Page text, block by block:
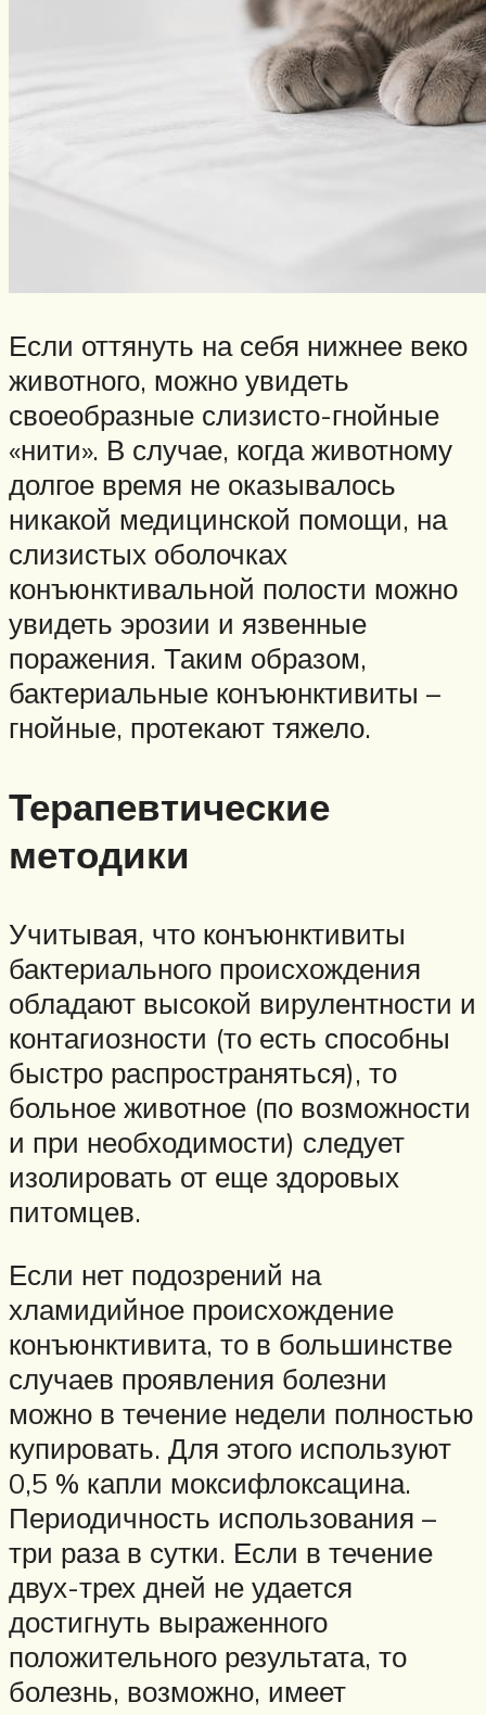
Если оттянуть на себя нижнее веко
животного, можно увидеть
своеобразные слизисто-гнойные
«нити». В случае, когда животному
долгое время не оказывалось
никакой медицинской помощи, на
слизистых оболочках
конъюнктивальной полости можно
увидеть эрозии и язвенные
поражения. Таким образом,
бактериальные конъюнктивиты –
гнойные, протекают тяжело.
Терапевтические
методики
Учитывая, что конъюнктивиты
бактериального происхождения
обладают высокой вирулентности и
контагиозности (то есть способны
быстро распространяться), то
больное животное (по возможности
и при необходимости) следует
изолировать от еще здоровых
питомцев.
Если нет подозрений на
хламидийное происхождение
конъюнктивита, то в большинстве
случаев проявления болезни
можно в течение недели полностью
купировать. Для этого используют
0,5 % капли моксифлоксацина.
Периодичность использования –
три раза в сутки. Если в течение
двух-трех дней не удается
достигнуть выраженного
положительного результата, то
болезнь, возможно, имеет